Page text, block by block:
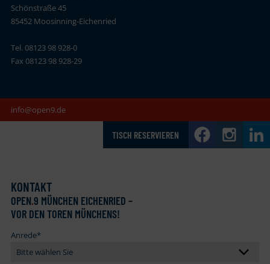
Schönstraße 45
85452 Moosinning-Eichenried
Tel. 08123 98 928-0
Fax 08123 98 928-29
info@open9.de
TISCH RESERVIEREN
KONTAKT
OPEN.9 MÜNCHEN EICHENRIED –
VOR DEN TOREN MÜNCHENS!
Anrede*